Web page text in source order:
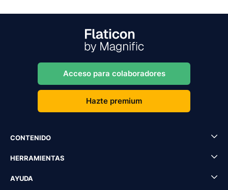
Acceso para colaboradores
Hazte premium
CONTENIDO
HERRAMIENTAS
AYUDA